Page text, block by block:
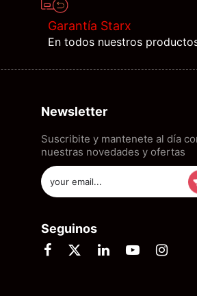
Garantía Starx
En todos nuestros
Newsletter
Suscribite y mantenete al día
nuestras novedades y ofertas
Seguinos